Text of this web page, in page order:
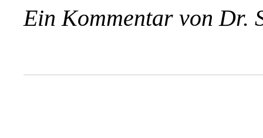
Ein Kommentar von Dr.